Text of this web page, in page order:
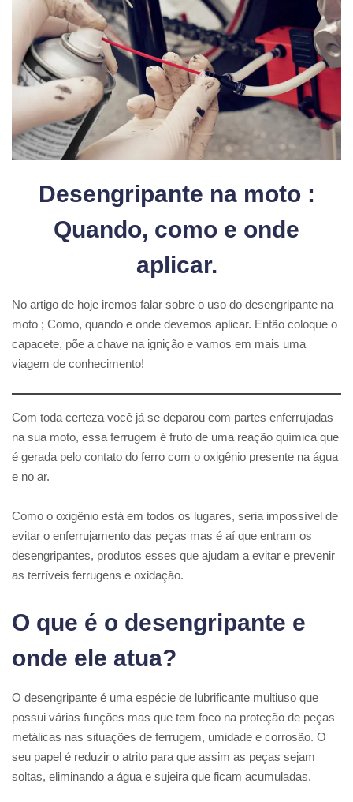
Desengripante na moto :
Quando, como e onde
aplicar.
No artigo de hoje iremos falar sobre o uso do desengripante na
moto ; Como, quando e onde devemos aplicar. Então coloque o
capacete, põe a chave na ignição e vamos em mais uma
viagem de conhecimento!
Com toda certeza você já se deparou com partes enferrujadas
na sua moto, essa ferrugem é fruto de uma reação química que
é gerada pelo contato do ferro com o oxigênio presente na água
e no ar.
Como o oxigênio está em todos os lugares, seria impossível de
evitar o enferrujamento das peças mas é aí que entram os
desengripantes, produtos esses que ajudam a evitar e prevenir
as terríveis ferrugens e oxidação.
O que é o desengripante e
onde ele atua?
O desengripante é uma espécie de lubrificante multiuso que
possui várias funções mas que tem foco na proteção de peças
metálicas nas situações de ferrugem, umidade e corrosão. O
seu papel é reduzir o atrito para que assim as peças sejam
soltas, eliminando a água e sujeira que ficam acumuladas.